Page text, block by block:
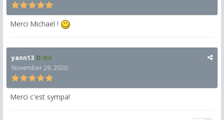
Merci Michael !
yann13 950
November 29, 2020
Merci c'est sympa!